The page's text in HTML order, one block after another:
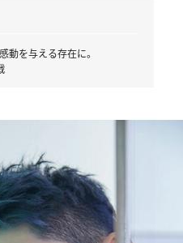
動を与える存在に。